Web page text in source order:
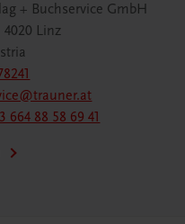
+ Buchservice GmbH
4020 Linz
664 88 58 69 41